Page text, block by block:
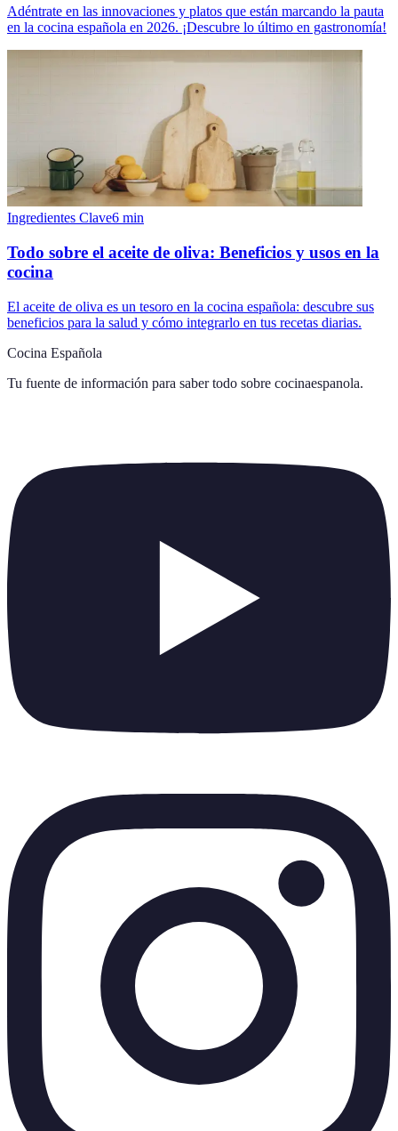
Adéntrate en las innovaciones y platos que están marcando la pauta
en la cocina española en 2026. ¡Descubre lo último en gastronomía!
Ingredientes Clave6 min
Todo sobre el aceite de oliva: Beneficios y usos en la
cocina
El aceite de oliva es un tesoro en la cocina española: descubre sus
beneficios para la salud y cómo integrarlo en tus recetas diarias.
Cocina Española
Tu fuente de información para saber todo sobre cocinaespanola.